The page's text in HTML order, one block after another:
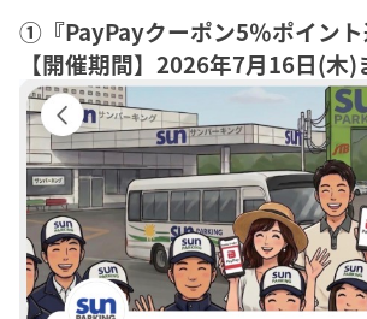
①『PayPayクーポン5％ポイント
【開催期間】2026年7月16日(木)